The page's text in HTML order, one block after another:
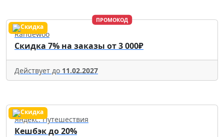
ПРОМОКОД
Randewoo
Скидка 7% на заказы от 3 000₽
Действует до 11.02.2027
Яндекс. Путешествия
Кешбэк до 20%